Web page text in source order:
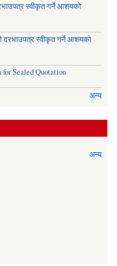
स्वीकृत गर्ने आशयको
दरभाउपत्र स्वीकृत गर्ने आशयको
Sealed Quotation
अन्य
अन्य